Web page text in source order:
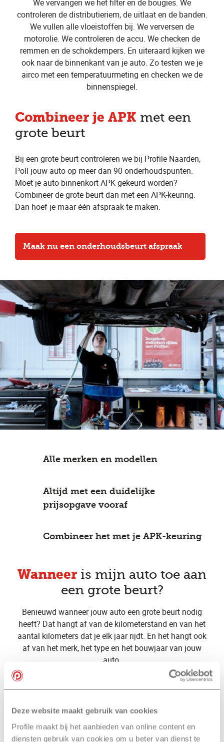
Deze website maakt gebruik van cookies
Profile maakt bij het aanbieden van online content en
diensten gebruik van cookies om u beter van dienst te
We vervangen we het filter en de bougies. We
controleren de distributieriem, de uitlaat en de banden.
We vullen alle vloeistoffen bij. We verversen de
motorolie. We controleren de accu. We checken de
remmen en de schokdempers. En uiteraard kijken we
ook naar de binnenkant van je auto. Zo testen we je
airco met een temperatuurmeting en checken we de
binnenspiegel.
Combineer je APK met een
grote beurt
Bij een grote beurt controleren we bij Profile Naarden,
Poll jouw auto op meer dan 90 onderhoudspunten.
Moet je auto binnenkort APK gekeurd worden?
Combineer de grote beurt dan met een APK-keuring.
Dan hoef je maar één afspraak te maken.
Maak nu een onderhoudsbeurt afspraak
Alle merken en modellen
Altijd met een duidelijke
prijsopgave vooraf
Combineer het met je APK-keuring
Wanneer is mijn auto toe aan
een grote beurt?
Benieuwd wanneer jouw auto een grote beurt nodig
heeft? Dat hangt af van de kilometerstand en van het
aantal kilometers dat je elk jaar rijdt. En het hangt ook
af van het merk, het type en het bouwjaar van jouw
auto.
Is jouw auto ouder dan 6 of 7 jaar? Dan wordt een
grote beurt meestal aangeraden na elke twee jaar of na
dan 6 of 7 jaar? Dan geeft vaak een lampje op je
dashboard aan dat het tijd is voor een (grote)